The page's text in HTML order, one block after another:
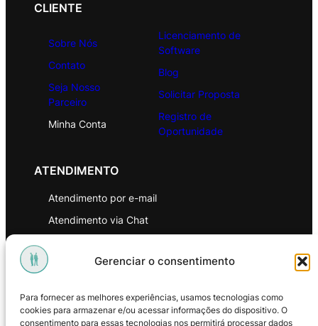
Gerenciar o consentimento
Para fornecer as melhores experiências, usamos tecnologias como
cookies para armazenar e/ou acessar informações do dispositivo. O
consentimento para essas tecnologias nos permitirá processar dados
CLIENTE
Sobre Nós
Contato
Seja Nosso
Parceiro
Minha Conta
Licenciamento de
Software
Blog
Solicitar Proposta
Registro de
Oportunidade
ATENDIMENTO
Atendimento por e-mail
Atendimento via Chat
Política de Privacidade